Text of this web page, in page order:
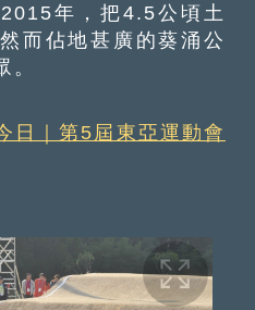
年，把4.5公頃土
而佔地甚廣的葵涌公
日｜第5屆東亞運動會